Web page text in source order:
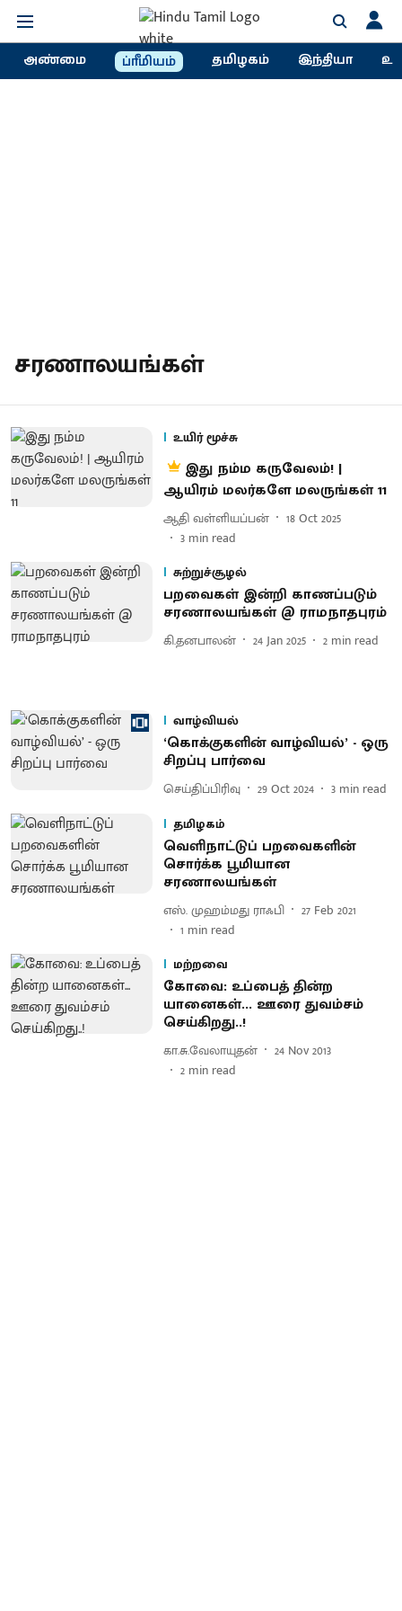
அண்மை ப்ரீமியம் தமிழகம் இந்தியா
சரணாலயங்கள்
உயிர் மூச்சு
இது நம்ம கருவேலம்! |
ஆயிரம் மலர்களே மலருங்கள் 11
ஆதி வள்ளியப்பன்
18 Oct 2025
3 min read
சுற்றுச்சூழல்
பறவைகள் இன்றி காணப்படும்
சரணாலயங்கள் @ ராமநாதபுரம்
கி.தனபாலன் 24 Jan 2025 2 min read
வாழ்வியல்
‘கொக்குகளின் வாழ்வியல்’ - ஒரு
சிறப்பு பார்வை
செய்திப்பிரிவு 29 Oct 2024 3 min read
தமிழகம்
வெளிநாட்டுப் பறவைகளின்
சொர்க்க பூமியான
சரணாலயங்கள்
எஸ். முஹம்மது ராஃபி
27 Feb 2021
1 min read
மற்றவை
கோவை: உப்பைத் தின்ற
யானைகள்... ஊரை துவம்சம்
செய்கிறது..!
கா.சு.வேலாயுதன்
24 Nov 2013
2 min read